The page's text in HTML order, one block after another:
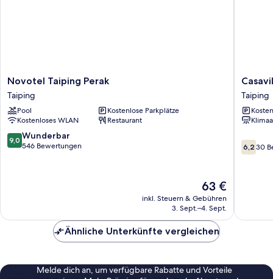
Novotel
Taiping
Perak
Taiping
Novotel Taiping Perak
Taiping
Pool
Kostenlose Parkplätze
Kostenloses WLAN
Restaurant
9.0
von
9,0 Wunderbar
546 Bewertungen
Der
Preis
beträgt
63 €
inkl. Steuern & Gebühren
3. Sept.–4. Sept.
Casavilla
Hotel
Taiping
Taiping
Taiping
6.2
von
6,2 30
Ähnliche Unterkünfte vergleichen
Melde dich an, um verfügbare Rabatte und Vorteile